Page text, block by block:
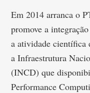
Em 2014 arranca o
promove a
a atividade científica
a Infraestrutura
(INCD) que
Performance